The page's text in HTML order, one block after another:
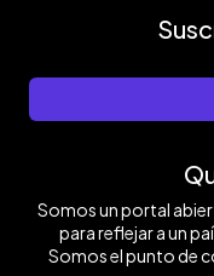
Somos un portal
para reflejar a un
Somos el punto de